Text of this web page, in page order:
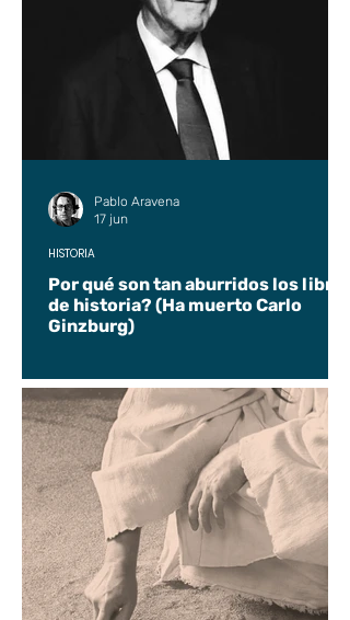
Por qué son tan aburridos los libros
de historia? (Ha muerto Carlo
Ginzburg)
HISTORIA
Pablo Aravena
17 jun